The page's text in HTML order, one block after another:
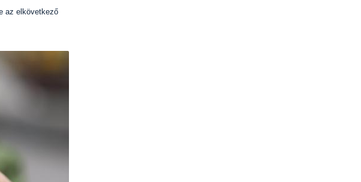
az elkövetkező